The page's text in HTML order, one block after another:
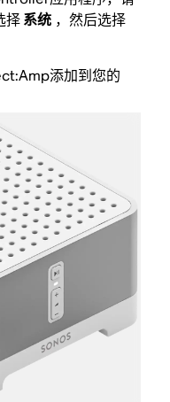
择系统，然后选择
添加到您的